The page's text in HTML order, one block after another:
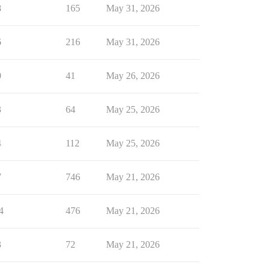
165 May 31, 2026
216 May 31, 2026
41 May 26, 2026
64 May 25, 2026
112 May 25, 2026
746 May 21, 2026
476 May 21, 2026
72 May 21, 2026